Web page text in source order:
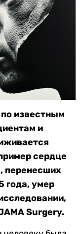
известным
и
сердце
перенесших
года, умер
Surgery.